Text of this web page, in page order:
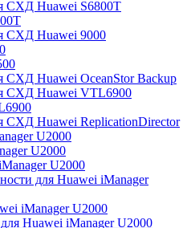
СХД Huawei S6800T
СХД Huawei 9000
СХД Huawei OceanStor Backup
СХД Huawei VTL6900
СХД Huawei ReplicationDirector
U2000
U2000
U2000
для Huawei iManager
iManager U2000
Huawei iManager U2000